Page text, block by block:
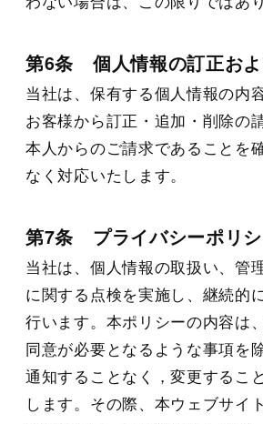
第6条 個人情報の訂正お
当社は、保有する個人情報の内
お客様から訂正・追加・削除の
本人からのご請求であることを
なく対応いたします。
第7条 プライバシーポリ
当社は、個人情報の取扱い、管
に関する点検を実施し、継続的
行います。本ポリシーの内容は
同意が必要となるような事項を
通知することなく，変更するこ
します。その際、本ウェブサイ